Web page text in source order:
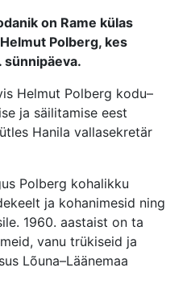
on Rame külas
Polberg, kes
sünnipäeva.
Helmut Polberg kodu–
ja säilitamise eest
Hanila vallasekretär
Polberg kohalikku
ja kohanimesid ning
1960. aastaist on ta
vanu trükiseid ja
Lõuna–Läänemaa